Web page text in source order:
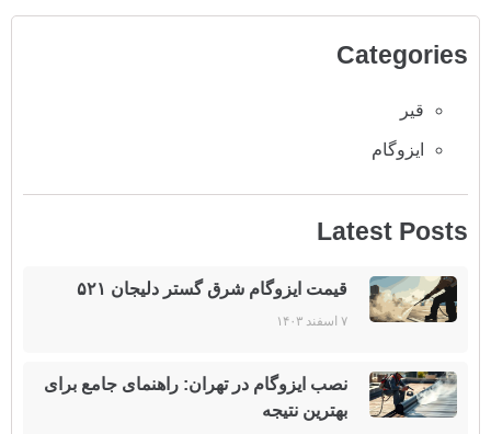
Categories
قیر
ایزوگام
Latest Posts
قیمت ایزوگام شرق گستر دلیجان ۵۲۱
۷ اسفند ۱۴۰۳
نصب ایزوگام در تهران: راهنمای جامع برای
بهترین نتیجه